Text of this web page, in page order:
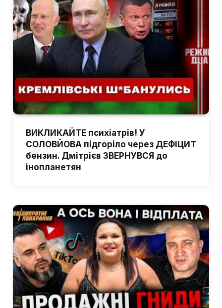
ВИКЛИКАЙТЕ психіатрів! У
СОЛОВЙОВА підгоріло через ДЕФІЦИТ
бензин. Дмітрієв ЗВЕРНУВСЯ до
інопланетян